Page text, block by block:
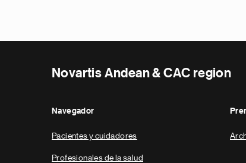
Novartis Andean & CAC region
Navegador
Pacientes y cuidadores
Profesionales de la salud